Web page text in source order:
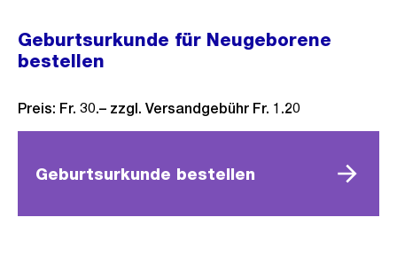
Geburtsurkunde für Neugeborene
bestellen
Preis: Fr. 30.– zzgl. Versandgebühr Fr. 1.20
Geburtsurkunde bestellen